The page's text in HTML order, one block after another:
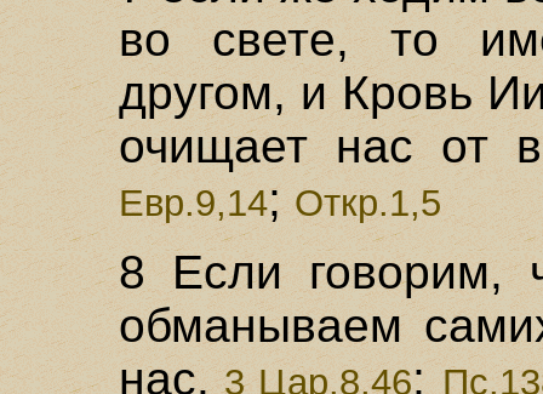
во свете, то
другом, и Кровь
очищает нас от
Евр.9,14; Откр.1,5
8 Если говорим,
обманываем
нас.3 Цар.8,46;